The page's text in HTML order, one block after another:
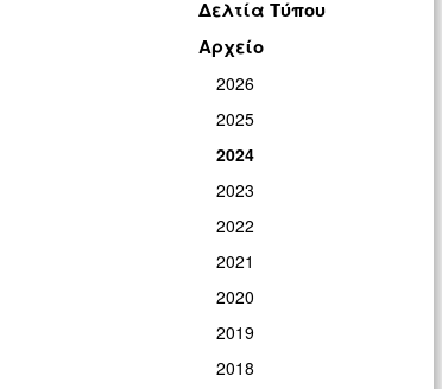
Δελτία Τύπου
Αρχείο
2026
2025
2024
2023
2022
2021
2020
2019
2018